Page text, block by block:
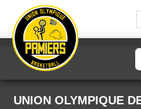
UNION OLYMPIQUE
Panneau de gestion des cookies